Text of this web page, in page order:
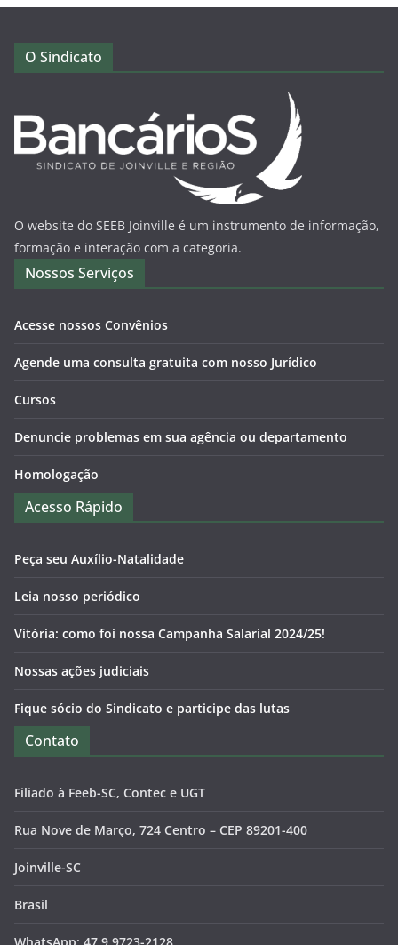
O Sindicato
O website do SEEB Joinville é um instrumento de informação,
formação e interação com a categoria.
Nossos Serviços
Acesse nossos Convênios
Agende uma consulta gratuita com nosso Jurídico
Cursos
Denuncie problemas em sua agência ou departamento
Homologação
Acesso Rápido
Peça seu Auxílio-Natalidade
Leia nosso periódico
Vitória: como foi nossa Campanha Salarial 2024/25!
Nossas ações judiciais
Fique sócio do Sindicato e participe das lutas
Contato
Filiado à Feeb-SC, Contec e UGT
Rua Nove de Março, 724 Centro – CEP 89201-400
Joinville-SC
Brasil